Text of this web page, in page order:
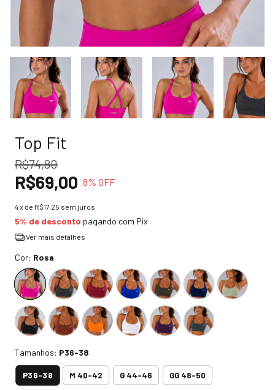
Top Fit
R$74,80
R$69,00 8% OFF
4x de R$17,25 sem juros
5% de desconto pagando com Pix
Ver mais detalhes
Cor: Rosa
Tamanhos: P36-38
P36-38 M 40-42 G 44-46 GG 48-50